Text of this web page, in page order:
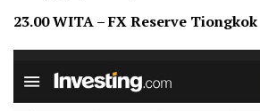
23.00 WITA – FX Reserve Tiongkok